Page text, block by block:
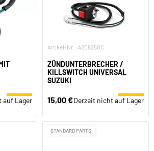
auf Lager
Artikel-Nr.: A208250C
ZÜNDUNTERBRECHER /
KILLSWITCH UNIVERSAL
SUZUKI
15,00 €Derzeit nicht auf Lager
STANDARD PARTS